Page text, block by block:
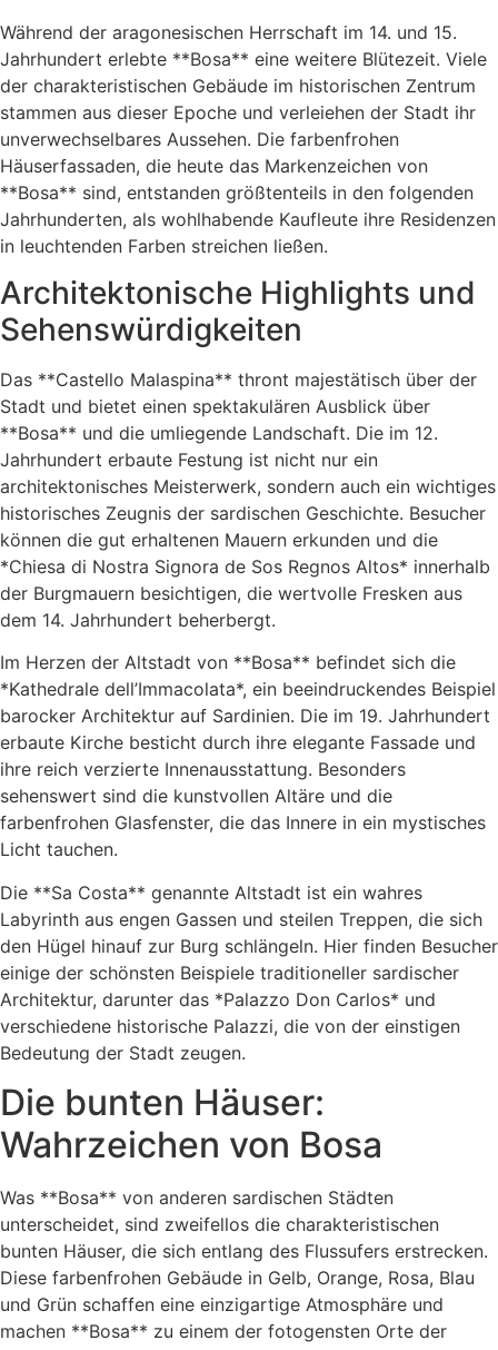
Während der aragonesischen Herrschaft im 14. und 15.
Jahrhundert erlebte **Bosa** eine weitere Blütezeit. Viele
der charakteristischen Gebäude im historischen Zentrum
stammen aus dieser Epoche und verleiehen der Stadt ihr
unverwechselbares Aussehen. Die farbenfrohen
Häuserfassaden, die heute das Markenzeichen von
**Bosa** sind, entstanden größtenteils in den folgenden
Jahrhunderten, als wohlhabende Kaufleute ihre Residenzen
in leuchtenden Farben streichen ließen.
Architektonische Highlights und
Sehenswürdigkeiten
Das **Castello Malaspina** thront majestätisch über der
Stadt und bietet einen spektakulären Ausblick über
**Bosa** und die umliegende Landschaft. Die im 12.
Jahrhundert erbaute Festung ist nicht nur ein
architektonisches Meisterwerk, sondern auch ein wichtiges
historisches Zeugnis der sardischen Geschichte. Besucher
können die gut erhaltenen Mauern erkunden und die
*Chiesa di Nostra Signora de Sos Regnos Altos* innerhalb
der Burgmauern besichtigen, die wertvolle Fresken aus
dem 14. Jahrhundert beherbergt.
Im Herzen der Altstadt von **Bosa** befindet sich die
*Kathedrale dell’Immacolata*, ein beeindruckendes Beispiel
barocker Architektur auf Sardinien. Die im 19. Jahrhundert
erbaute Kirche besticht durch ihre elegante Fassade und
ihre reich verzierte Innenausstattung. Besonders
sehenswert sind die kunstvollen Altäre und die
farbenfrohen Glasfenster, die das Innere in ein mystisches
Licht tauchen.
Die **Sa Costa** genannte Altstadt ist ein wahres
Labyrinth aus engen Gassen und steilen Treppen, die sich
den Hügel hinauf zur Burg schlängeln. Hier finden Besucher
einige der schönsten Beispiele traditioneller sardischer
Architektur, darunter das *Palazzo Don Carlos* und
verschiedene historische Palazzi, die von der einstigen
Bedeutung der Stadt zeugen.
Die bunten Häuser:
Wahrzeichen von Bosa
Was **Bosa** von anderen sardischen Städten
unterscheidet, sind zweifellos die charakteristischen
bunten Häuser, die sich entlang des Flussufers erstrecken.
Diese farbenfrohen Gebäude in Gelb, Orange, Rosa, Blau
und Grün schaffen eine einzigartige Atmosphäre und
machen **Bosa** zu einem der fotogensten Orte der